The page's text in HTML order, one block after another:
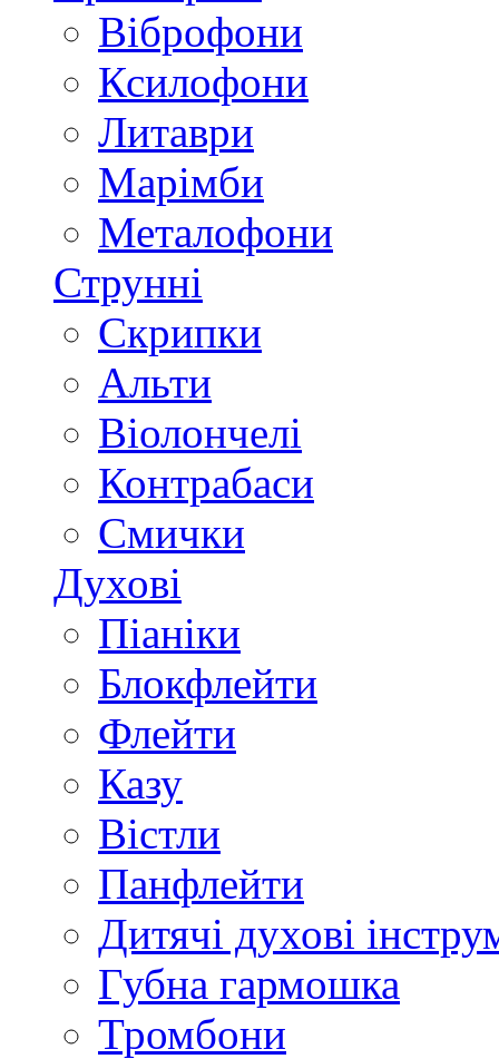
Віброфони
Ксилофони
Литаври
Марімби
Металофони
Струнні
Скрипки
Альти
Віолончелі
Контрабаси
Смички
Духові
Піаніки
Блокфлейти
Флейти
Казу
Вістли
Панфлейти
Дитячі духові
Губна гармошка
Тромбони